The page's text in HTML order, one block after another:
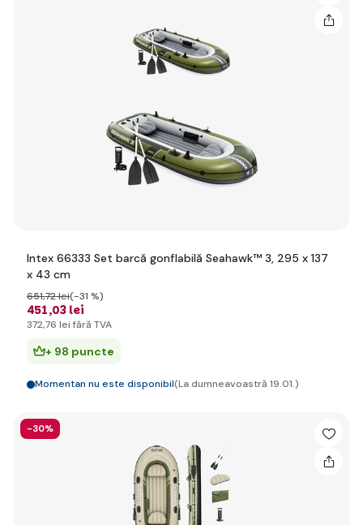
Intex 66333 Set barcă gonflabilă Seahawk™ 3, 295 x 137
x 43 cm
451,03 lei
651,72 lei(-31 %)
372,76 lei fără TVA
+ 98 puncte
Momentan nu este disponibil(La dumneavoastră 19.01.)
-30%